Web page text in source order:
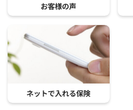
お客様の声
ネットで入れる保険